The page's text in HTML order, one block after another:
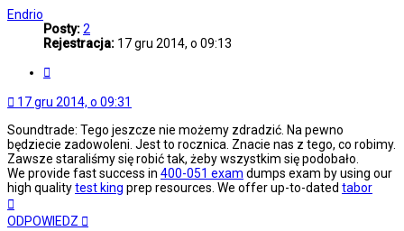
Endrio
Posty:2
Rejestracja: 17 gru 2014, o 09:13
17 gru 2014, o 09:31
Soundtrade: Tego jeszcze nie możemy zdradzić. Na pewno
będziecie zadowoleni. Jest to rocznica. Znacie nas z tego, co robimy.
Zawsze staraliśmy się robić tak, żeby wszystkim się podobało.
We provide fast success in 400-051 exam dumps exam by using our
high qualitytest king prep resources. We offer up-to-dated tabor
górę
ODPOWIEDZ